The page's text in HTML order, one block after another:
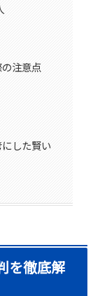
注意点
した賢い
を徹底解